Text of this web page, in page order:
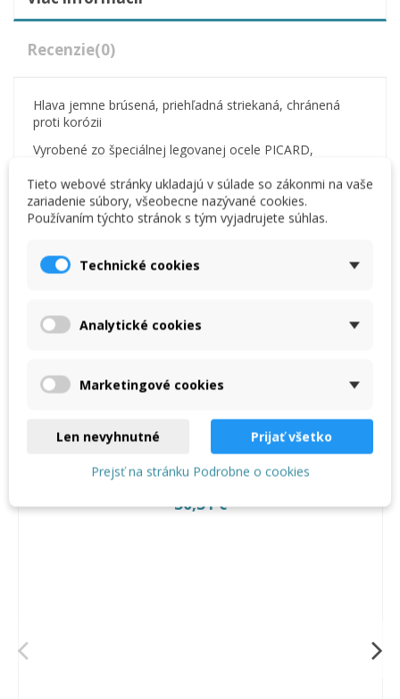
Recenzie(0)
Hlava jemne brúsená, priehľadná striekaná, chránená
proti korózii
Vyrobené zo špeciálnej legovanej ocele PICARD,
2-komponentová rukoväť, ergonomická a s redukciou
vibrácií
S celooceľovou rukoväťou
Hmotnosť: 860 g
S magnetickým držiakom
Tesárske kladivo - PICARD 620
30,31 €
Tieto webové stránky ukladajú v súlade so zákonmi na vaše
zariadenie súbory, všeobecne nazývané cookies.
Používaním týchto stránok s tým vyjadrujete súhlas.
Technické cookies
Analytické cookies
Marketingové cookies
Len nevyhnutné Prijať všetko
Prejsť na stránku Podrobne o cookies